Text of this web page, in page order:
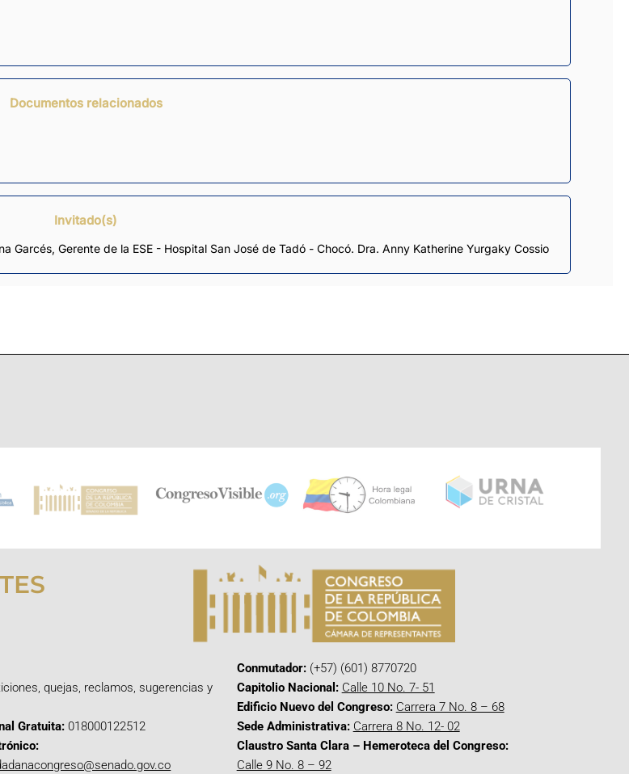
Documentos relacionados
Invitado(s)
Garcés, Gerente de la ESE - Hospital San José de Tadó - Chocó. Dra. Anny Katherine Yurgaky Cossio
quejas, reclamos, sugerencias y
Gratuita: 018000122512
Conmutador:(+57) (601) 8770720
Capitolio Nacional: Calle 10 No. 7- 51
Edificio Nuevo del Congreso: Carrera 7 No. 8 – 68
Sede Administrativa: Carrera 8 No. 12- 02
Claustro Santa Clara – Hemeroteca del Congreso:
Calle 9 No. 8 – 92